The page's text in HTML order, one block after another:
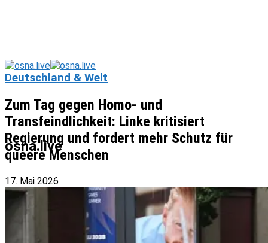
osna.live
Deutschland & Welt
Zum Tag gegen Homo- und
Transfeindlichkeit: Linke kritisiert
Regierung und fordert mehr Schutz für
queere Menschen
17. Mai 2026